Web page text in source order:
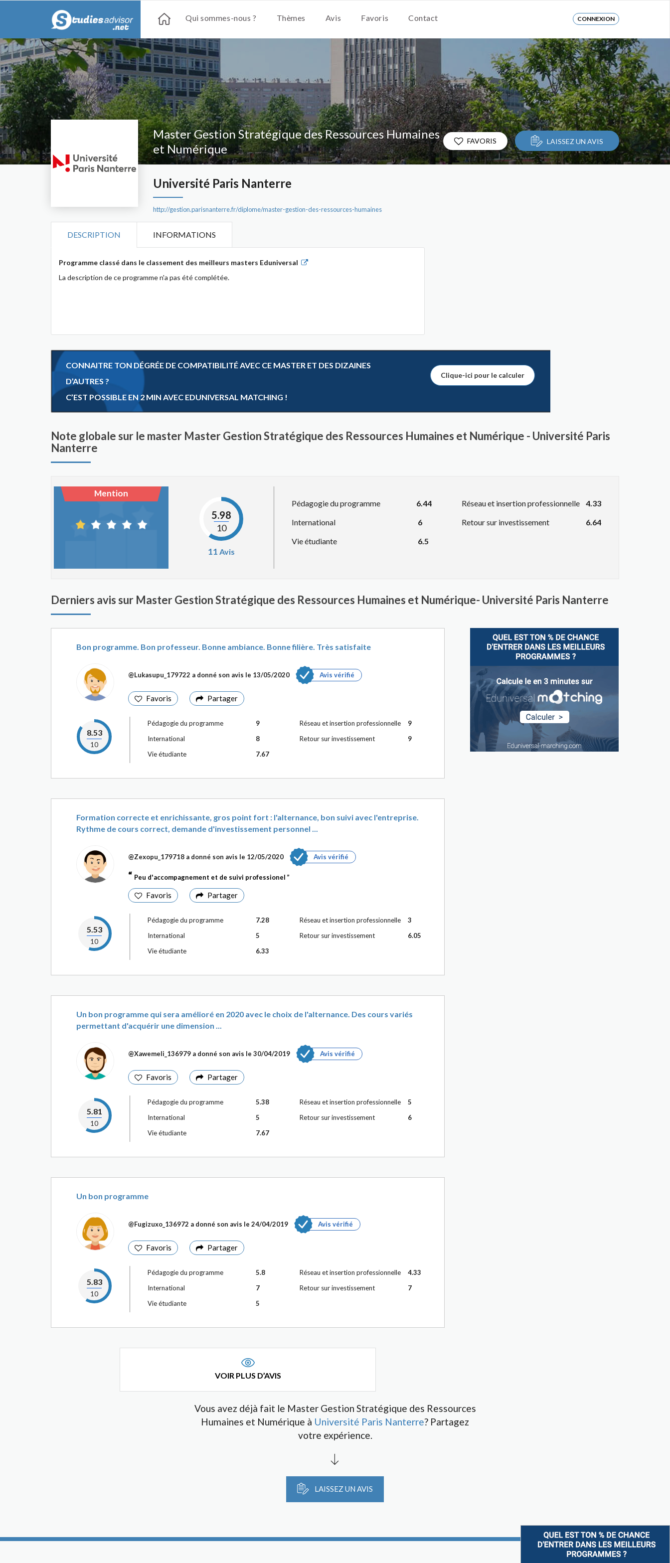
Qui sommes-nous ? Thèmes Avis Favoris Contact CONNEXION
Master Gestion Stratégique des Ressources Humaines
et Numérique
Université Paris Nanterre
http://gestion.parisnanterre.fr/diplome/master-gestion-des-ressources-humaines
FAVORIS LAISSEZ UN AVIS
DESCRIPTION INFORMATIONS
Programme classé dans le classement des meilleurs masters Eduniversal
La description de ce programme n'a pas été complétée.
CONNAITRE TON DÉGRÉE DE COMPATIBILITÉ AVEC CE MASTER ET DES DIZAINES
D’AUTRES ?
C’EST POSSIBLE EN 2 MIN AVEC EDUNIVERSAL MATCHING !
Clique-ici pour le calculer
Note globale sur le master Master Gestion Stratégique des Ressources Humaines et Numérique - Université Paris
Nanterre
Mention
5.98
10
11 Avis
Pédagogie du programme
6.44
International
6
Vie étudiante
6.5
Réseau et insertion professionnelle
4.33
Retour sur investissement
6.64
Derniers avis sur Master Gestion Stratégique des Ressources Humaines et Numérique- Université Paris Nanterre
Bon programme. Bon professeur. Bonne ambiance. Bonne filière. Très satisfaite
@Lukasupu_179722 a donné son avis le 13/05/2020 Avis vérifié
Favoris Partager
8.53
10
Pédagogie du programme
9
International
8
Vie étudiante
7.67
Réseau et insertion professionnelle
9
Retour sur investissement
9
Formation correcte et enrichissante, gros point fort : l'alternance, bon suivi avec l'entreprise.
Rythme de cours correct, demande d'investissement personnel ...
@Zexopu_179718 a donné son avis le 12/05/2020 Avis vérifié
Peu d'accompagnement et de suivi professionel
Favoris Partager
5.53
10
Pédagogie du programme
7.28
International
5
Vie étudiante
6.33
Réseau et insertion professionnelle
3
Retour sur investissement
6.05
Un bon programme qui sera amélioré en 2020 avec le choix de l'alternance. Des cours variés
permettant d'acquérir une dimension ...
@Xawemeli_136979 a donné son avis le 30/04/2019 Avis vérifié
Favoris Partager
5.81
10
Pédagogie du programme
5.38
International
5
Vie étudiante
7.67
Réseau et insertion professionnelle
5
Retour sur investissement
6
Un bon programme
@Fugizuxo_136972 a donné son avis le 24/04/2019 Avis vérifié
Favoris Partager
5.83
10
Pédagogie du programme
5.8
International
7
Vie étudiante
5
Réseau et insertion professionnelle
4.33
Retour sur investissement
7
VOIR PLUS D’AVIS
Vous avez déjà fait le Master Gestion Stratégique des Ressources
Humaines et Numérique à Université Paris Nanterre? Partagez
votre expérience.
LAISSEZ UN AVIS